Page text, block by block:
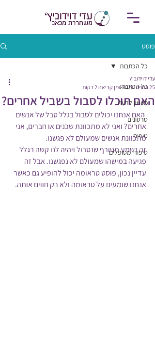
פוסט
כל הכתבות
מעניין לדעת
סרטונים
טיפים
סיפורי מטופלים
כל הכתבות
האם תוכלו לסבול בשביל אחרים?
עדי דוידוביץ
25 בספט׳ 2019
זמן קריאה 2 דקות
האם אנחנו יכולים לסבול בגלל סבל של אנשים
אחרים? ואני לא מתכוונת שכנים או חברים, אני
מתכוונת אנשים שמעולם לא פגשנו.
זה נשמע מטורף שנסבול ויהיה לנו קשה בגלל
פגיעה במישהו שמעולם לא נפגשנו. אבל זה
עדיין נכון, פוסט טראומה יכול להופיע גם כאשר
אנחנו שומעים על טראומה ולא רק חווים אותה.